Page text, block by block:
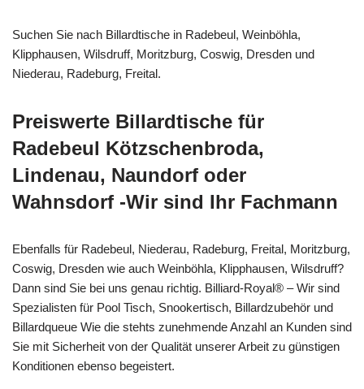
Suchen Sie nach Billardtische in Radebeul, Weinböhla,
Klipphausen, Wilsdruff, Moritzburg, Coswig, Dresden und
Niederau, Radeburg, Freital.
Preiswerte Billardtische für
Radebeul Kötzschenbroda,
Lindenau, Naundorf oder
Wahnsdorf -Wir sind Ihr Fachmann
Ebenfalls für Radebeul, Niederau, Radeburg, Freital, Moritzburg,
Coswig, Dresden wie auch Weinböhla, Klipphausen, Wilsdruff?
Dann sind Sie bei uns genau richtig. Billiard-Royal® – Wir sind
Spezialisten für Pool Tisch, Snookertisch, Billardzubehör und
Billardqueue Wie die stehts zunehmende Anzahl an Kunden sind
Sie mit Sicherheit von der Qualität unserer Arbeit zu günstigen
Konditionen ebenso begeistert.